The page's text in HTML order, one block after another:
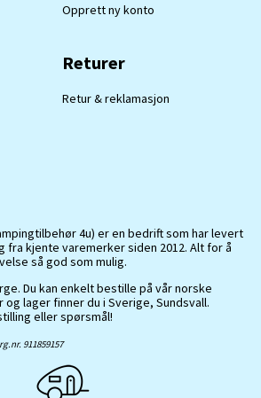
Opprett ny konto
Returer
Retur & reklamasjon
4u) er en bedrift som har levert
fra kjente varemerker siden 2012. Alt for å
så god som mulig.
Du kan enkelt bestille på vår norske
lager finner du i Sverige, Sundsvall.
eller spørsmål!
911859157